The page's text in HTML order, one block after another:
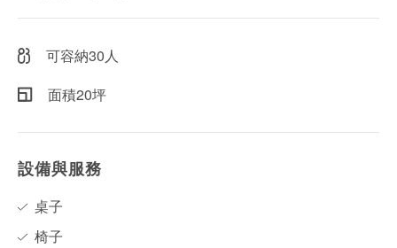
可容納30人
面積20坪
設備與服務
桌子
椅子